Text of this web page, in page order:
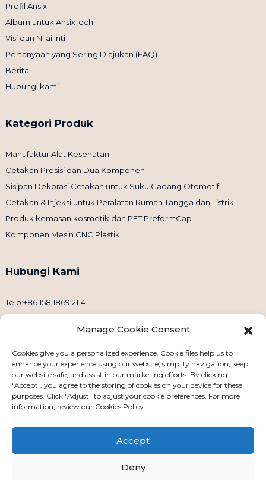
Profil Ansix
Album untuk AnsixTech
Visi dan Nilai Inti
Pertanyaan yang Sering Diajukan (FAQ)
Berita
Hubungi kami
Kategori Produk
Manufaktur Alat Kesehatan
Cetakan Presisi dan Dua Komponen
Sisipan Dekorasi Cetakan untuk Suku Cadang Otomotif
Cetakan & Injeksi untuk Peralatan Rumah Tangga dan Listrik
Produk kemasan kosmetik dan PET PreformCap
Komponen Mesin CNC Plastik
Hubungi Kami
Telp:+86 158 1869 2114
Email: info@ansixtech.com
Skype: Stephenhuang2010
WhatsApp: +86 13530645990
Alamat: Gedung F, Kawasan Industri Guanlan Weiyecheng, Distrik
Longhua, Shenzhen, Tiongkok
Manage Cookie Consent
Cookies give you a personalized experience. Cookie files help us to
enhance your experience using our website, simplify navigation, keep
our website safe, and assist in our marketing efforts. By clicking
"Accept", you agree to the storing of cookies on your device for these
purposes. Click "Adjust" to adjust your cookie preferences. For more
information, review our Cookies Policy.
Accept
Deny